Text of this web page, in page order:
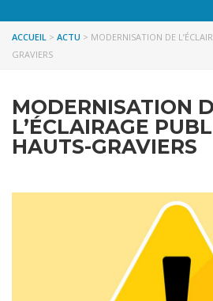
ACCUEIL > ACTU > MODERNISATION DE
GRAVIERS
MODERNISATION
L’ÉCLAIRAGE
HAUTS-GRAVIERS